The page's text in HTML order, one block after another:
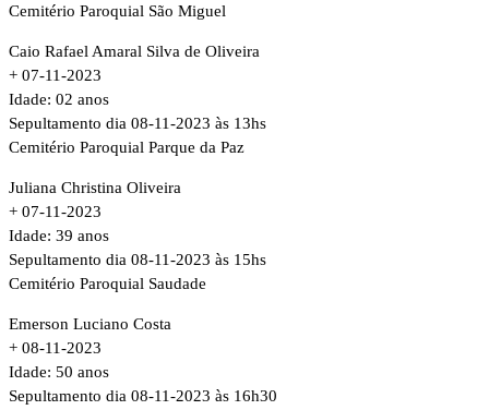
Cemitério Paroquial São Miguel
Caio Rafael Amaral Silva de Oliveira
+ 07-11-2023
Idade: 02 anos
Sepultamento dia 08-11-2023 às 13hs
Cemitério Paroquial Parque da Paz
Juliana Christina Oliveira
+ 07-11-2023
Idade: 39 anos
Sepultamento dia 08-11-2023 às 15hs
Cemitério Paroquial Saudade
Emerson Luciano Costa
+ 08-11-2023
Idade: 50 anos
Sepultamento dia 08-11-2023 às 16h30